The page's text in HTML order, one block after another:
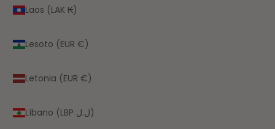
Laos (LAK ₭)
Lesoto (EUR €)
Letonia (EUR €)
Líbano (LBP ل.ل)